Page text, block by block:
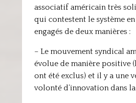
associatif américain très
qui contestent le système
engagés de deux manières :
– Le mouvement syndical
évolue de manière positive
ont été exclus) et il y a une
volonté d’innovation dans